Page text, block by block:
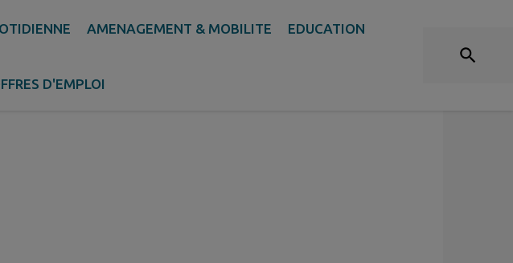
AMENAGEMENT & MOBILITE EDUCATION
D'EMPLOI
PORTAILS